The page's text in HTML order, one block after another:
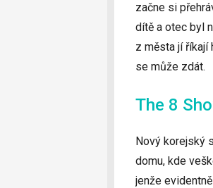
začne si
dítě a otec byl
z města jí říkají
se může zdát.
The 8
Nový korejský
domu, kde
jenže